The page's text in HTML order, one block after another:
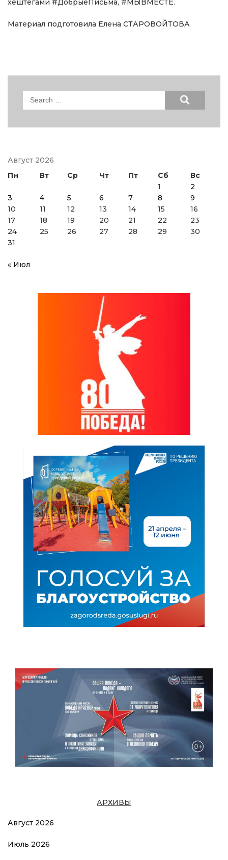
Материал подготовила Елена СТАРОВОЙТОВА
Search
Август 2026
Пн
Вт Ср Чт Пт Сб
Вс
1
2
3
4 5 6 7 8
9
10
11 12 13 14 15
16
17
18 19 20 21 22
23
24
25 26 27 28 29
30
31
« Июл
АРХИВЫ
Август 2026
Июль 2026